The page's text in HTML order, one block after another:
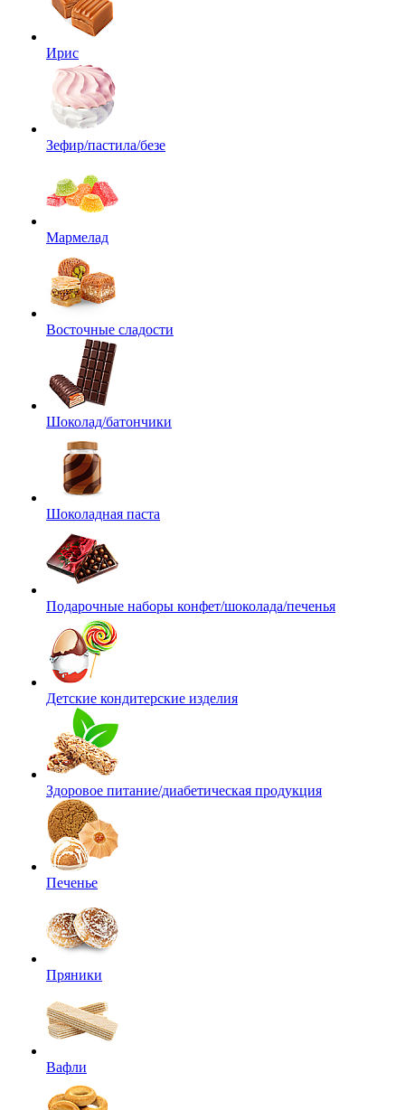
Ирис
Зефир/пастила/безе
Мармелад
Восточные сладости
Шоколад/батончики
Шоколадная паста
Подарочные наборы конфет/шоколада/печенья
Детские кондитерские изделия
Здоровое питание/диабетическая продукция
Печенье
Пряники
Вафли